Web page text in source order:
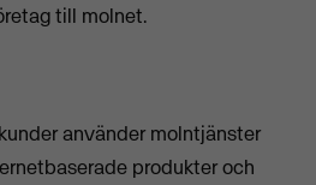
till molnet.
använder molntjänster
produkter och